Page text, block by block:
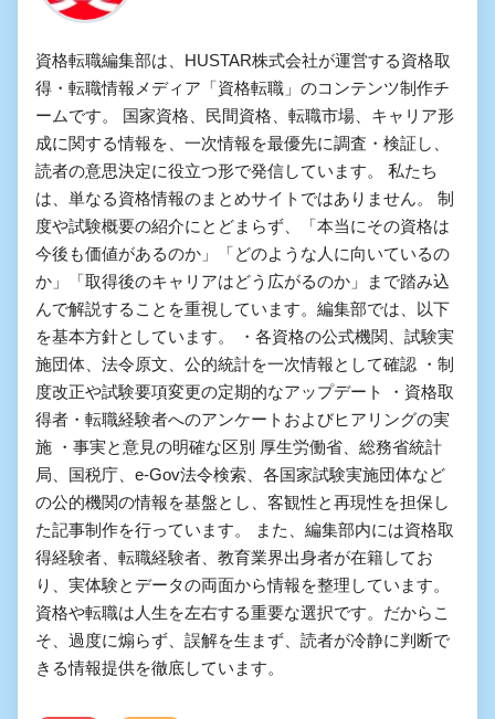
資格転職編集部は、HUSTAR株式会社が運営する資格取
得・転職情報メディア「資格転職」のコンテンツ制作チ
ームです。 国家資格、民間資格、転職市場、キャリア形
成に関する情報を、一次情報を最優先に調査・検証し、
読者の意思決定に役立つ形で発信しています。 私たち
は、単なる資格情報のまとめサイトではありません。 制
度や試験概要の紹介にとどまらず、「本当にその資格は
今後も価値があるのか」「どのような人に向いているの
か」「取得後のキャリアはどう広がるのか」まで踏み込
んで解説することを重視しています。編集部では、以下
を基本方針としています。 ・各資格の公式機関、試験実
施団体、法令原文、公的統計を一次情報として確認 ・制
度改正や試験要項変更の定期的なアップデート ・資格取
得者・転職経験者へのアンケートおよびヒアリングの実
施 ・事実と意見の明確な区別 厚生労働省、総務省統計
局、国税庁、e-Gov法令検索、各国家試験実施団体など
の公的機関の情報を基盤とし、客観性と再現性を担保し
た記事制作を行っています。 また、編集部内には資格取
得経験者、転職経験者、教育業界出身者が在籍してお
り、実体験とデータの両面から情報を整理しています。
資格や転職は人生を左右する重要な選択です。だからこ
そ、過度に煽らず、誤解を生まず、読者が冷静に判断で
きる情報提供を徹底しています。